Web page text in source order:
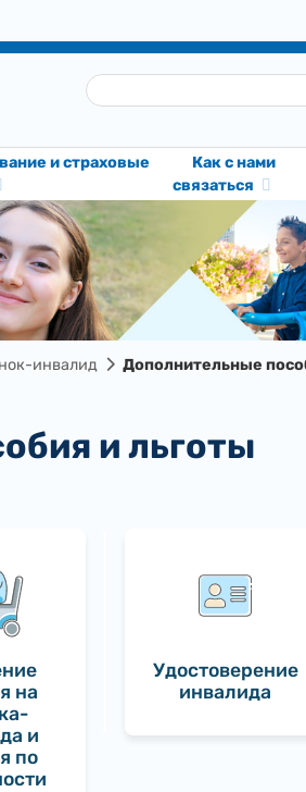
и страховые
Как с нами
связаться
инвалид Дополнительные
и льготы
на
и
по
Удостоверение
инвалида